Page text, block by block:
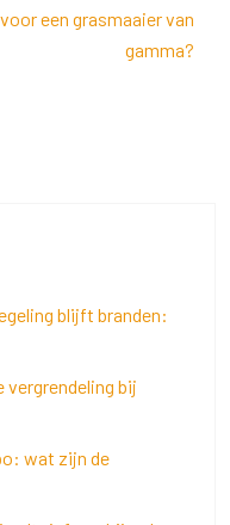
voor een grasmaaier van
gamma?
blijft branden:
vergrendeling bij
wat zijn de